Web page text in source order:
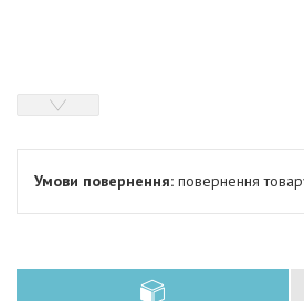
повернення